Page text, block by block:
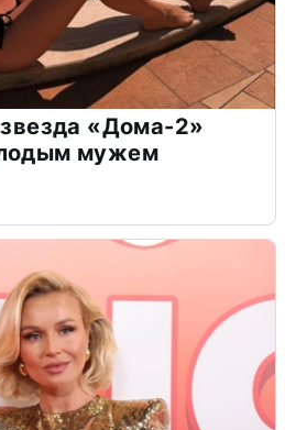
«Дома-2»
мужем